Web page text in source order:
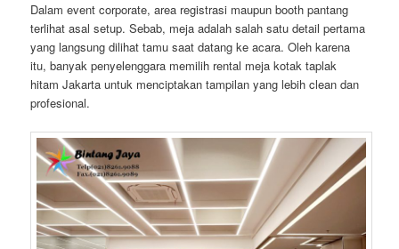
Dalam event corporate, area registrasi maupun booth pantang
terlihat asal setup. Sebab, meja adalah salah satu detail pertama
yang langsung dilihat tamu saat datang ke acara. Oleh karena
itu, banyak penyelenggara memilih rental meja kotak taplak
hitam Jakarta untuk menciptakan tampilan yang lebih clean dan
profesional.